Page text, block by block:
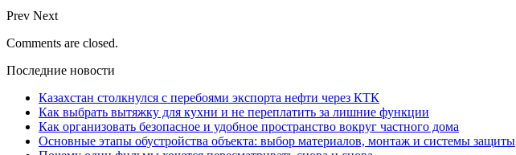
Prev Next
Comments are closed.
Последние новости
Казахстан столкнулся с перебоями экспорта нефти через КТК
Как выбрать вытяжку для кухни и не переплатить за лишние функции
Как организовать безопасное и удобное пространство вокруг частного дома
Основные этапы обустройства объекта: выбор материалов, монтаж и системы защиты